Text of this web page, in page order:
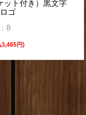
ット付き）黒文字
ゴ
8
3,465円)